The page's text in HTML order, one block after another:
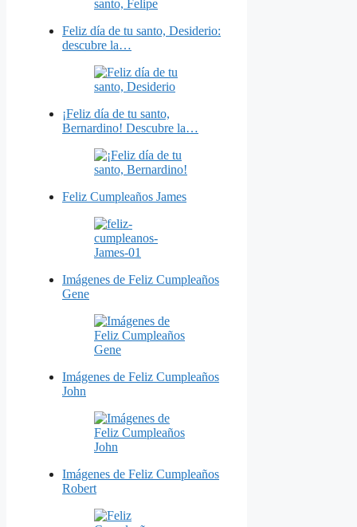
Feliz día de tu santo, Desiderio:
descubre la…
¡Feliz día de tu santo,
Bernardino! Descubre la…
Feliz Cumpleaños James
Imágenes de Feliz Cumpleaños
Gene
Imágenes de Feliz Cumpleaños
John
Imágenes de Feliz Cumpleaños
Robert